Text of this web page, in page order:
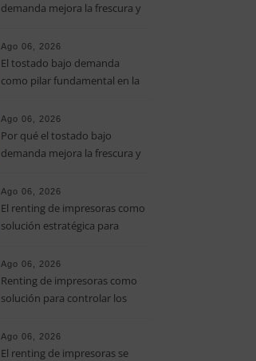
demanda mejora la frescura y
especialidad
Ago 06, 2026
El tostado bajo demanda
como pilar fundamental en la
Ago 06, 2026
Por qué el tostado bajo
demanda mejora la frescura y
especialidad
Ago 06, 2026
El renting de impresoras como
solución estratégica para
pymes
Ago 06, 2026
Renting de impresoras como
solución para controlar los
pymes
Ago 06, 2026
El renting de impresoras se